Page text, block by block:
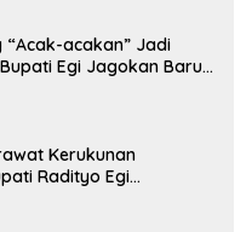
“Acak-acakan” Jadi
Egi Jagokan Baru
Kerukunan
Radityo Egi